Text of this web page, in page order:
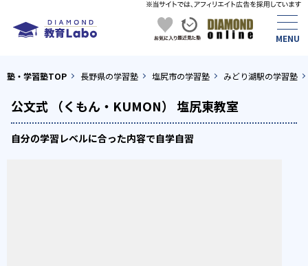
塾・学習塾TOP 長野県の学習塾 塩尻市の学習塾 みどり湖駅の学習塾
公文式 （くもん・KUMON） 塩尻東教室
自分の学習レベルに合った内容で自学自習